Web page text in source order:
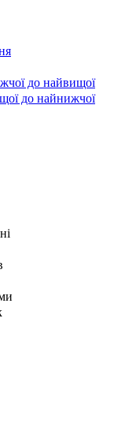
до найвищої
до найнижчої